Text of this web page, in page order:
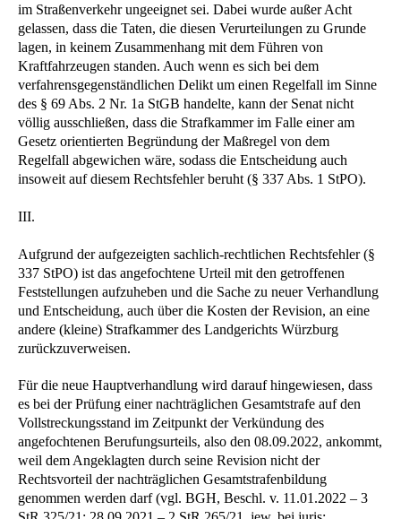
im Straßenverkehr ungeeignet sei. Dabei wurde außer Acht
gelassen, dass die Taten, die diesen Verurteilungen zu Grunde
lagen, in keinem Zusammenhang mit dem Führen von
Kraftfahrzeugen standen. Auch wenn es sich bei dem
verfahrensgegenständlichen Delikt um einen Regelfall im Sinne
des § 69 Abs. 2 Nr. 1a StGB handelte, kann der Senat nicht
völlig ausschließen, dass die Strafkammer im Falle einer am
Gesetz orientierten Begründung der Maßregel von dem
Regelfall abgewichen wäre, sodass die Entscheidung auch
insoweit auf diesem Rechtsfehler beruht (§ 337 Abs. 1 StPO).
III.
Aufgrund der aufgezeigten sachlich-rechtlichen Rechtsfehler (§
337 StPO) ist das angefochtene Urteil mit den getroffenen
Feststellungen aufzuheben und die Sache zu neuer Verhandlung
und Entscheidung, auch über die Kosten der Revision, an eine
andere (kleine) Strafkammer des Landgerichts Würzburg
zurückzuverweisen.
Für die neue Hauptverhandlung wird darauf hingewiesen, dass
es bei der Prüfung einer nachträglichen Gesamtstrafe auf den
Vollstreckungsstand im Zeitpunkt der Verkündung des
angefochtenen Berufungsurteils, also den 08.09.2022, ankommt,
weil dem Angeklagten durch seine Revision nicht der
Rechtsvorteil der nachträglichen Gesamtstrafenbildung
genommen werden darf (vgl. BGH, Beschl. v. 11.01.2022 – 3